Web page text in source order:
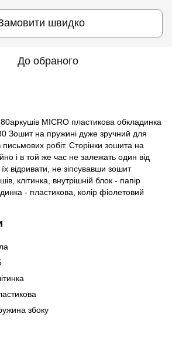
швидко
До обраного
MICRO пластикова обкладинка
Зошит на пружині дуже зручний для
письмових робіт. Сторінки зошита на
і в той же час не залежать один від
відривати, не зіпсувавши зошит
клітинка, внутрішній блок - папір
- пластикова, колір фіолетовий
збоку